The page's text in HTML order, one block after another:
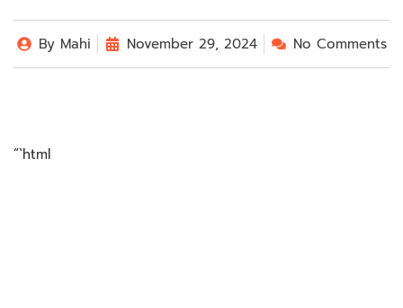
ByMahi November 29, 2024 No Comments
“`html